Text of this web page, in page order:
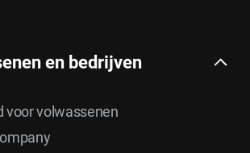
en bedrijven
voor volwassenen